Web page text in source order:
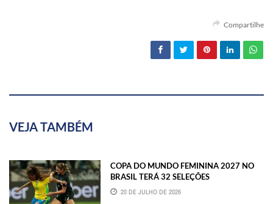
Compartilhe
VEJA TAMBÉM
COPA DO MUNDO FEMININA 2027 NO
BRASIL TERÁ 32 SELEÇÕES
20 DE JULHO DE 2026